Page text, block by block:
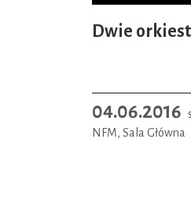
Dwie
04.06.2016
NFM, Sala Główna